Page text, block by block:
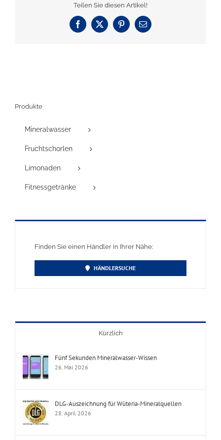
Teilen Sie diesen Artikel!
Facebook
X PinterestE-
Produkte
Mineralwasser
Fruchtschorlen
Limonaden
Fitnessgetränke
Finden Sie einen Händler in Ihrer Nähe:
HÄNDLERSUCHE
Kürzlich
Fünf Sekunden Mineralwasser-Wissen
26. Mai 2026
DLG-Auszeichnung für Wüteria-Mineralquellen
28. April 2026